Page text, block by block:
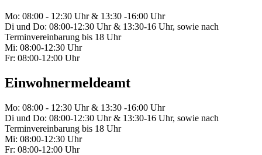
Mo: 08:00 - 12:30 Uhr & 13:30 -16:00 Uhr
Di und Do: 08:00-12:30 Uhr & 13:30-16 Uhr, sowie nach
Terminvereinbarung bis 18 Uhr
Mi: 08:00-12:30 Uhr
Fr: 08:00-12:00 Uhr
Einwohnermeldeamt
Mo: 08:00 - 12:30 Uhr & 13:30 -16:00 Uhr
Di und Do: 08:00-12:30 Uhr & 13:30-16 Uhr, sowie nach
Terminvereinbarung bis 18 Uhr
Mi: 08:00-12:30 Uhr
Fr: 08:00-12:00 Uhr